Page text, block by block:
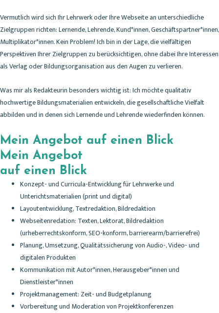
Vermutlich wird sich Ihr Lehrwerk oder Ihre Webseite an unterschiedliche
Zielgruppen richten: Lernende, Lehrende, Kund*innen, Geschäftspartner*innen,
Multiplikator*innen. Kein Problem! Ich bin in der Lage, die vielfältigen
Perspektiven Ihrer Zielgruppen zu berücksichtigen, ohne dabei Ihre Interessen
als Verlag oder Bildungsorganisation aus den Augen zu verlieren.
Was mir als Redakteurin besonders wichtig ist: Ich möchte qualitativ
hochwertige Bildungsmaterialien entwickeln, die gesellschaftliche Vielfalt
abbilden und in denen sich Lernende und Lehrende wiederfinden können.
Mein Angebot auf einen Blick
Mein Angebot
auf einen Blick
Konzept- und Curricula-Entwicklung für Lehrwerke und
Unterichtsmaterialien (print und digital)
Layoutentwicklung, Textredaktion, Bildredaktion
Webseitenredation: Texten, Lektorat, Bildredaktion
(urheberrechtskonform, SEO-konform, barrierearm/barrierefrei)
Planung, Umsetzung, Qualitätssicherung von Audio-, Video- und
digitalen Produkten
Kommunikation mit Autor*innen, Herausgeber*innen und
Dienstleister*innen
Projektmanagement: Zeit- und Budgetplanung
Vorbereitung und Moderation von Projektkonferenzen